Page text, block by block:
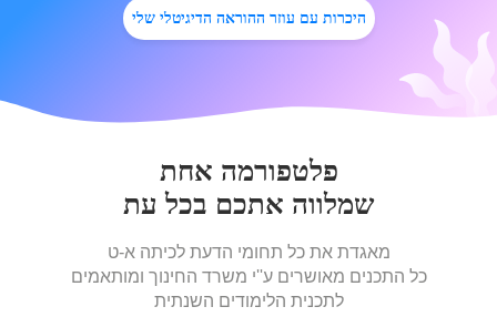
היכרות עם עוזר ההוראה הדיגיטלי שלי
פלטפורמה אחת
שמלווה אתכם בכל עת
מאגדת את כל תחומי הדעת לכיתה א-ט
כל התכנים מאושרים ע''י משרד החינוך ומותאמים
לתכנית הלימודים השנתית